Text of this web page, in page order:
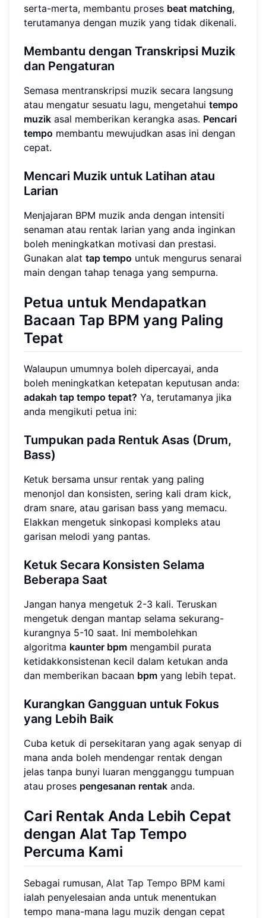
serta-merta, membantu proses beat matching,
terutamanya dengan muzik yang tidak dikenali.
Membantu dengan Transkripsi Muzik
dan Pengaturan
Semasa mentranskripsi muzik secara langsung
atau mengatur sesuatu lagu, mengetahui tempo
muzik asal memberikan kerangka asas. Pencari
tempo membantu mewujudkan asas ini dengan
cepat.
Mencari Muzik untuk Latihan atau
Larian
Menjajaran BPM muzik anda dengan intensiti
senaman atau rentak larian yang anda inginkan
boleh meningkatkan motivasi dan prestasi.
Gunakan alat tap tempo untuk mengurus senarai
main dengan tahap tenaga yang sempurna.
Petua untuk Mendapatkan
Bacaan Tap BPM yang Paling
Tepat
Walaupun umumnya boleh dipercayai, anda
boleh meningkatkan ketepatan keputusan anda:
adakah tap tempo tepat? Ya, terutamanya jika
anda mengikuti petua ini:
Tumpukan pada Rentuk Asas (Drum,
Bass)
Ketuk bersama unsur rentak yang paling
menonjol dan konsisten, sering kali dram kick,
dram snare, atau garisan bass yang memacu.
Elakkan mengetuk sinkopasi kompleks atau
garisan melodi yang pantas.
Ketuk Secara Konsisten Selama
Beberapa Saat
Jangan hanya mengetuk 2-3 kali. Teruskan
mengetuk dengan mantap selama sekurang-
kurangnya 5-10 saat. Ini membolehkan
algoritma kaunter bpm mengambil purata
ketidakkonsistenan kecil dalam ketukan anda
dan memberikan bacaan bpm yang lebih tepat.
Kurangkan Gangguan untuk Fokus
yang Lebih Baik
Cuba ketuk di persekitaran yang agak senyap di
mana anda boleh mendengar rentak dengan
jelas tanpa bunyi luaran mengganggu tumpuan
atau proses pengesanan rentak anda.
Cari Rentak Anda Lebih Cepat
dengan Alat Tap Tempo
Percuma Kami
Sebagai rumusan, Alat Tap Tempo BPM kami
ialah penyelesaian anda untuk menentukan
tempo mana-mana lagu muzik dengan cepat